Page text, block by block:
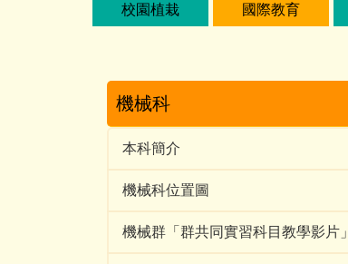
校園植栽 國際教育
機械科
本科簡介
機械科位置圖
機械群「群共同實習科目教學影片」